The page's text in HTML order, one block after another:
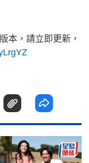
本，請立即更新，